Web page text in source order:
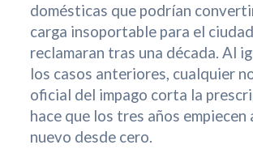
domésticas que podrían
carga insoportable para el
reclamaran tras una década. Al
los casos anteriores, cualquier
oficial del impago corta la
hace que los tres años empiecen
nuevo desde cero.